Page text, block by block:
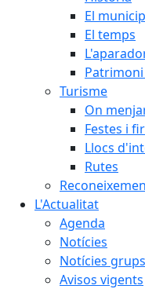
El
El temps
Turisme
On
Festes i
Llocs
Rutes
L'Actualitat
Agenda
Notícies
Notícies
Avisos vigents